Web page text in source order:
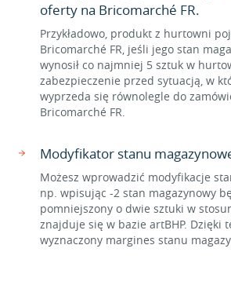
oferty na Bricomarché FR.
Przykładowo, produkt z hurtowni
Bricomarché FR, jeśli jego stan
wynosił co najmniej 5 sztuk w
zabezpieczenie przed sytuacją, w
wyprzeda się równolegle do
Bricomarché FR.
Modyfikator stanu
Możesz wprowadzić modyfikacje
np. wpisując -2 stan magazynowy
pomniejszony o dwie sztuki w
znajduje się w bazie artBHP. Dzięki
wyznaczony margines stanu